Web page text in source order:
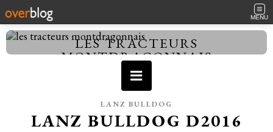
MENU
LES TRACTEURS
MONTDRAGONNAIS
LANZ BULLDOG
LANZ BULLDOG D2016